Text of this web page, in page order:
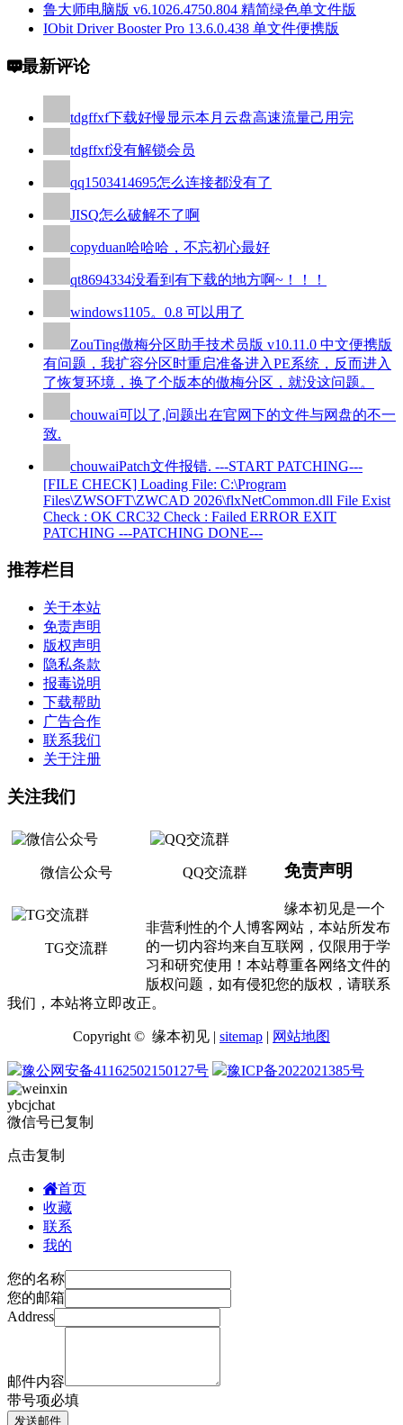
鲁大师电脑版 v6.1026.4750.804 精简绿色单文件版
IObit Driver Booster Pro 13.6.0.438 单文件便携版
最新评论
tdgffxf下载好慢显示本月云盘高速流量己用完
tdgffxf没有解锁会员
qq1503414695怎么连接都没有了
JISQ怎么破解不了啊
copyduan哈哈哈，不忘初心最好
qt8694334没看到有下载的地方啊~！！！
windows1105。0.8 可以用了
ZouTing傲梅分区助手技术员版 v10.11.0 中文便携版
有问题，我扩容分区时重启准备进入PE系统，反而进入
了恢复环境，换了个版本的傲梅分区，就没这问题。
chouwai可以了,问题出在官网下的文件与网盘的不一
致.
chouwaiPatch文件报错. ---START PATCHING---
[FILE CHECK] Loading File: C:\Program
Files\ZWSOFT\ZWCAD 2026\flxNetCommon.dll File Exist
Check : OK CRC32 Check : Failed ERROR EXIT
PATCHING ---PATCHING DONE---
推荐栏目
关于本站
免责声明
版权声明
隐私条款
报毒说明
下载帮助
广告合作
联系我们
关于注册
关注我们
微信公众号 QQ交流群
TG交流群
免责声明
缘本初见是一个
非营利性的个人博客网站，本站所发布
的一切内容均来自互联网，仅限用于学
习和研究使用！本站尊重各网络文件的
版权问题，如有侵犯您的版权，请联系
我们，本站将立即改正。
Copyright © 缘本初见 | sitemap | 网站地图
豫公网安备41162502150127号 豫ICP备2022021385号
ybcjchat
微信号已复制
点击复制
首页
收藏
联系
我的
您的名称
您的邮箱
Address
邮件内容
带号项必填
发送邮件